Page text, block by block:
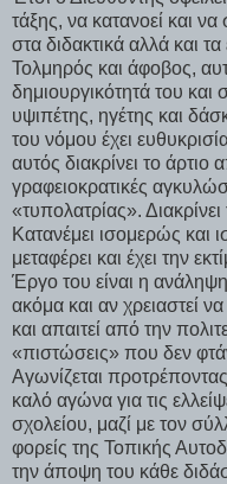
τάξης, να κατανοεί και
στα διδακτικά αλλά και
Τολμηρός και άφοβος,
δημιουργικότητά του
υψιπέτης, ηγέτης και
του νόμου έχει
αυτός διακρίνει το άρτιο
γραφειοκρατικές
«τυπολατρίας».
Κατανέμει ισομερώς και
μεταφέρει και έχει την
Έργο του είναι η
ακόμα και αν χρειαστεί
και απαιτεί από την
«πιστώσεις» που δεν
Αγωνίζεται
καλό αγώνα για τις
σχολείου, μαζί με τον
φορείς της Τοπικής
την άποψη του κάθε